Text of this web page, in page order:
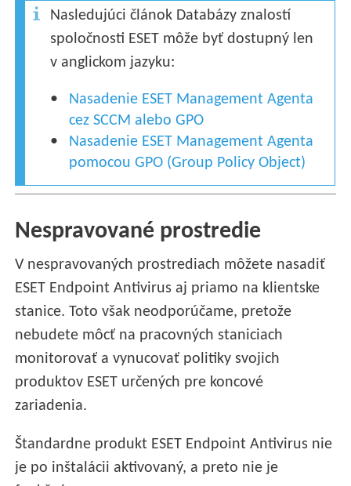
Nasledujúci článok Databázy znalostí
spoločnosti ESET môže byť dostupný len
v anglickom jazyku:
Nasadenie ESET Management Agenta
cez SCCM alebo GPO
Nasadenie ESET Management Agenta
pomocou GPO (Group Policy Object)
Nespravované prostredie
V nespravovaných prostrediach môžete nasadiť
ESET Endpoint Antivirus aj priamo na klientske
stanice. Toto však neodporúčame, pretože
nebudete môcť na pracovných staniciach
monitorovať a vynucovať politiky svojich
produktov ESET určených pre koncové
zariadenia.
Štandardne produkt ESET Endpoint Antivirus nie
je po inštalácii aktivovaný, a preto nie je